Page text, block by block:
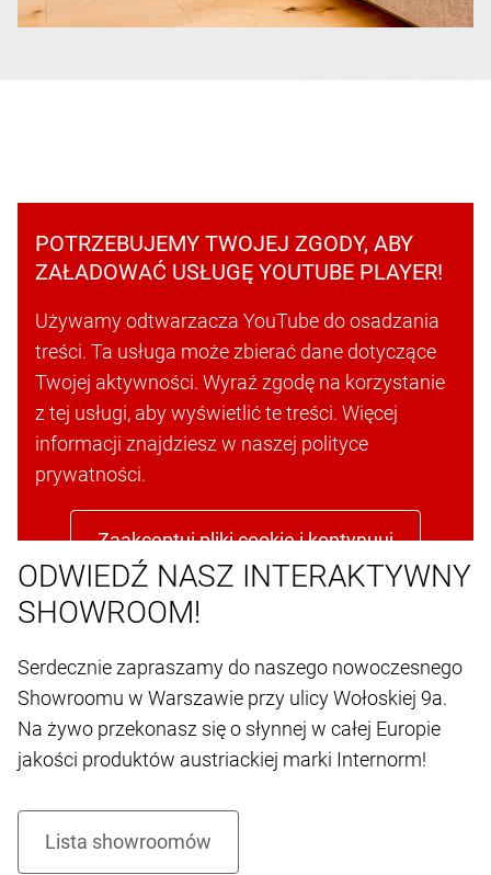
POTRZEBUJEMY TWOJEJ ZGODY, ABY
ZAŁADOWAĆ USŁUGĘ YOUTUBE PLAYER!
Używamy odtwarzacza YouTube do osadzania
treści. Ta usługa może zbierać dane dotyczące
Twojej aktywności. Wyraź zgodę na korzystanie
z tej usługi, aby wyświetlić te treści. Więcej
informacji znajdziesz w naszej polityce
prywatności.
Zaakceptuj pliki cookie i kontynuuj
ODWIEDŹ NASZ INTERAKTYWNY
SHOWROOM!
Serdecznie zapraszamy do naszego nowoczesnego
Showroomu w Warszawie przy ulicy Wołoskiej 9a.
Na żywo przekonasz się o słynnej w całej Europie
jakości produktów austriackiej marki Internorm!